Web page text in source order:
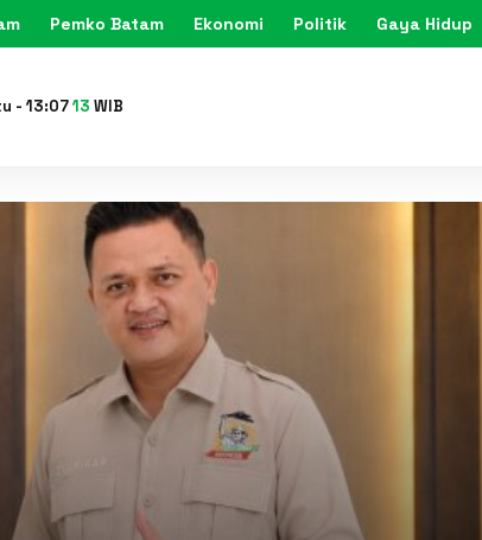
Pemko Batam Ekonomi Politik Gaya Hidup
-13:0715 WIB